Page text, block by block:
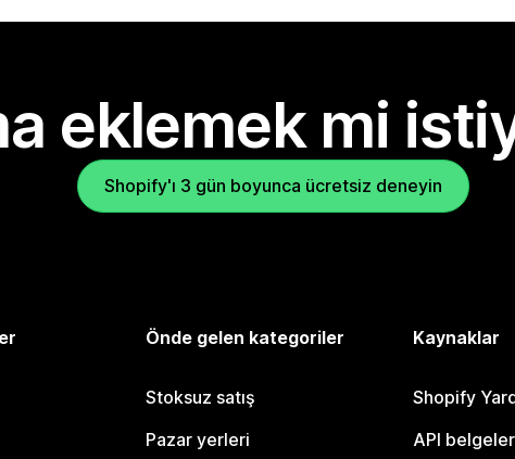
eklemek mi
Shopify'ı 3 gün boyunca ücretsiz deneyin
Önde gelen kategoriler
Stoksuz satış
Pazar yerleri
Kaynaklar
Shopify
API